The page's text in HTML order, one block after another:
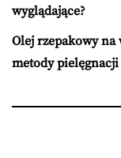
wyglądające?
Olej rzepakowy na
metody pielęgnacji